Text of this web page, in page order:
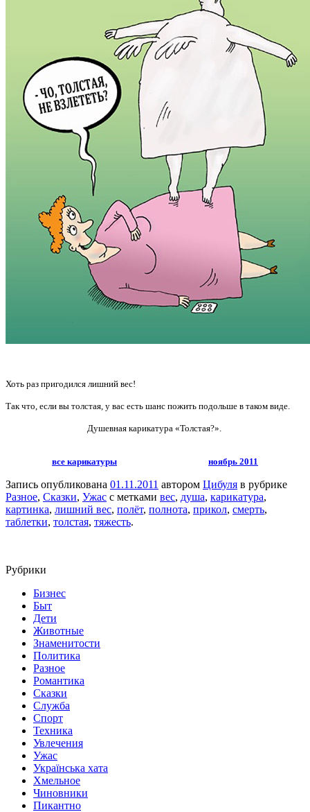
Хоть раз пригодился лишний вес!
Так что, если вы толстая, у вас есть шанс пожить подольше в таком виде.
Душевная карикатура «Толстая?».
все карикатуры ноябрь 2011
Запись опубликована 01.11.2011 автором Цибуля в рубрике
Разное, Сказки, Ужас с метками вес, душа, карикатура,
картинка, лишний вес, полёт, полнота, прикол, смерть,
таблетки, толстая, тяжесть.
Рубрики
Бизнес
Быт
Дети
Животные
Знаменитости
Политика
Разное
Романтика
Сказки
Служба
Спорт
Техника
Увлечения
Ужас
Українська хата
Хмельное
Чиновники
Пикантно